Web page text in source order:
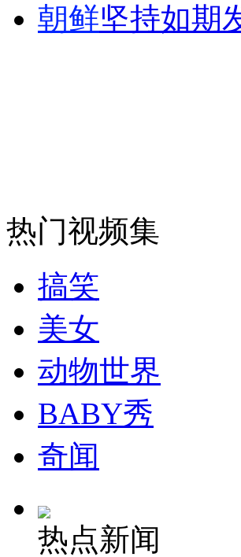
纽约上演“枕头大战”
司机酒驾遇交警 急速倒车逃窜
朝鲜坚持如期
热门视频集
搞笑
美女
动物世界
BABY秀
奇闻
热点新闻